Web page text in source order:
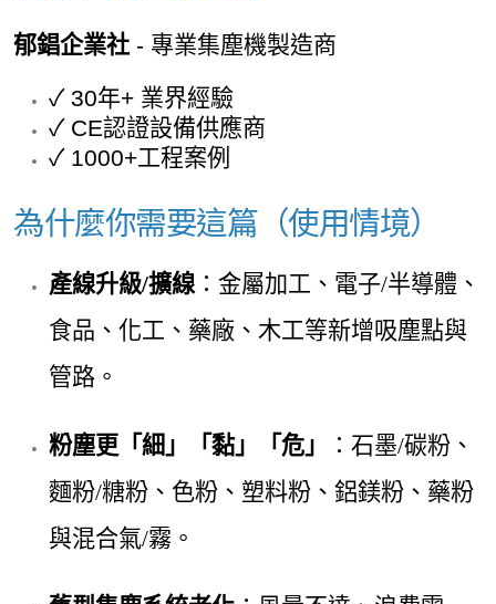
郁錩企業社 - 專業集塵機製造商
✓ 30年+ 業界經驗
✓ CE認證設備供應商
✓ 1000+工程案例
為什麼你需要這篇（使用情境）
產線升級/擴線 ：金屬加工、電子/半導體、
食品、化工、藥廠、木工等新增吸塵點與
管路。
粉塵更「細」「黏」「危」
：石墨/碳粉、
麵粉/糖粉、色粉、塑料粉、鋁鎂粉、藥粉
與混合氣/霧。